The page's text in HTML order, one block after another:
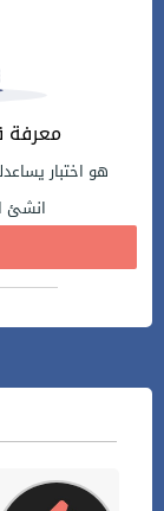
معرفة
هو اختبار
انشئ